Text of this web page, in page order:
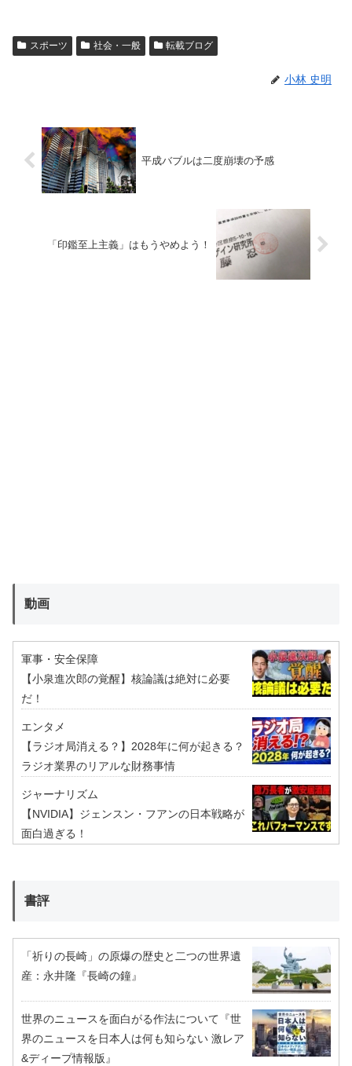
スポーツ 社会・一般 転載ブログ
小林 史明
平成バブルは二度崩壊の予感
「印鑑至上主義」はもうやめよう！
動画
軍事・安全保障
【小泉進次郎の覚醒】核論議は絶対に必要
だ！
エンタメ
【ラジオ局消える？】2028年に何が起きる？
ラジオ業界のリアルな財務事情
ジャーナリズム
【NVIDIA】ジェンスン・フアンの日本戦略が
面白過ぎる！
書評
「祈りの長崎」の原爆の歴史と二つの世界遺
産：永井隆『長崎の鐘』
世界のニュースを面白がる作法について『世
界のニュースを日本人は何も知らない 激レア
&ディープ情報版』